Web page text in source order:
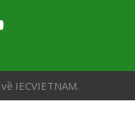
IECVIETNAM.